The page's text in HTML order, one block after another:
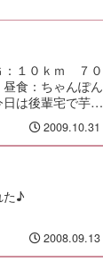
：１０ｋｍ ７０
食：ちゃんぽん
は後輩宅で芋掘
2009.10.31
た♪
2008.09.13